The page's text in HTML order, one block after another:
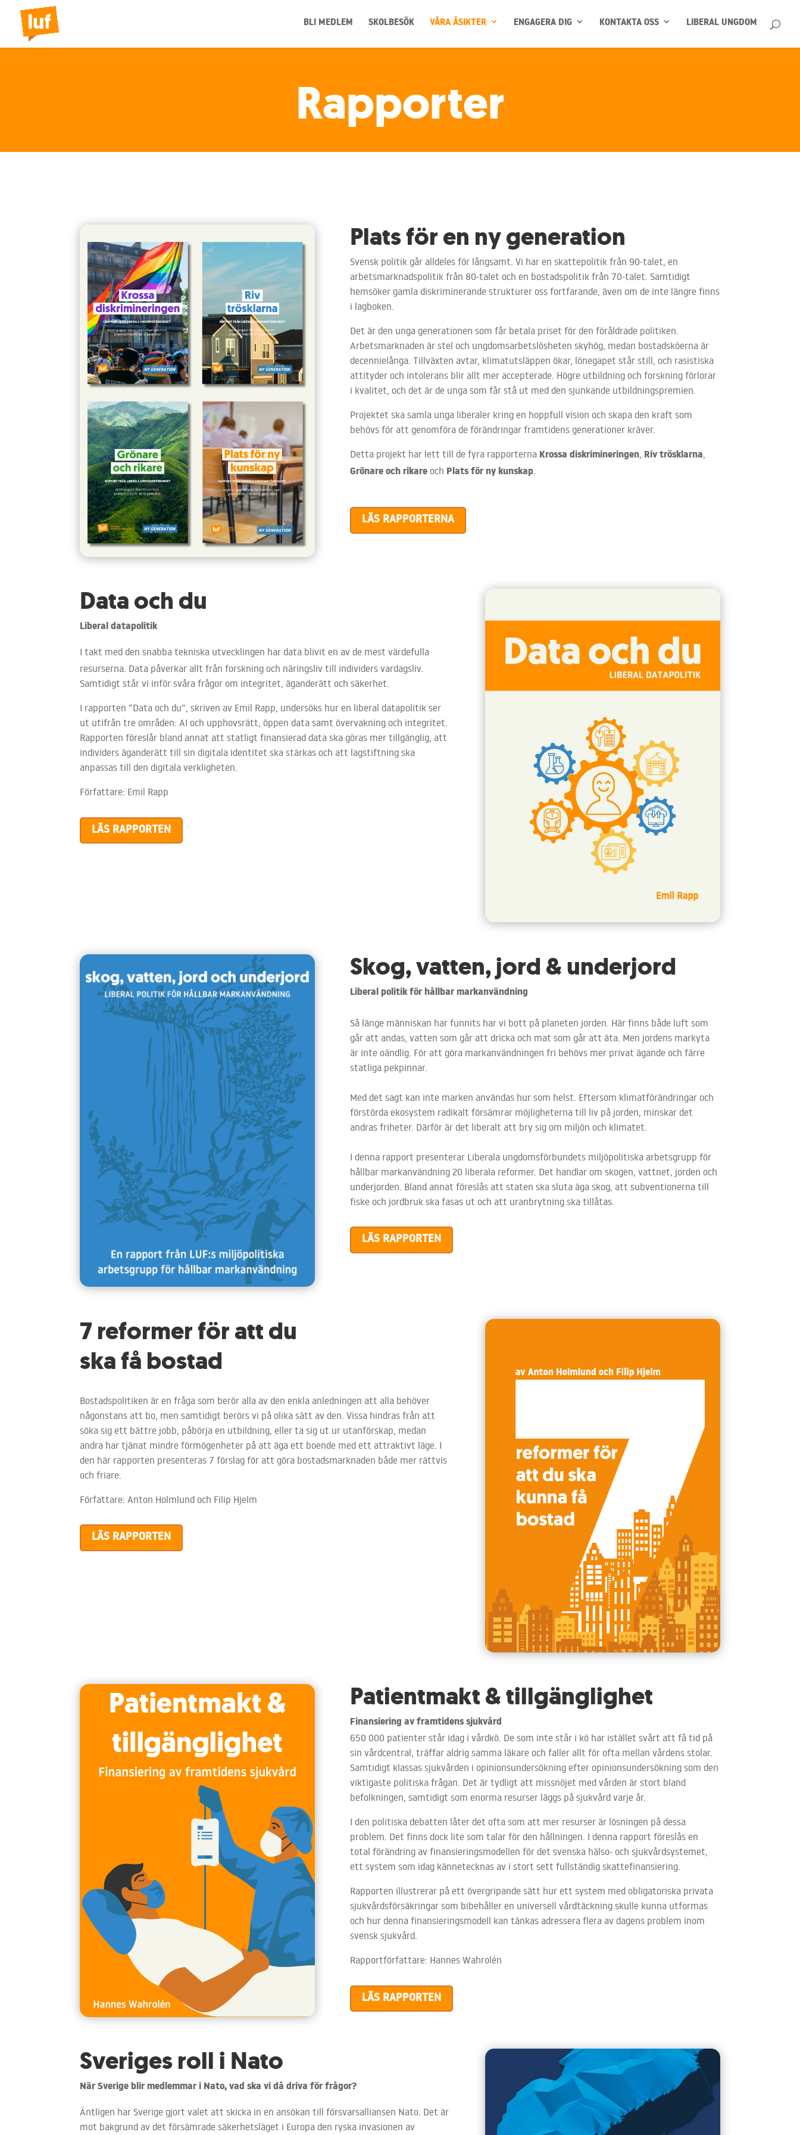
BLI MEDLEM SKOLBESÖK VÅRA ÅSIKTER ENGAGERA DIG KONTAKTA OSS LIBERAL UNGDOM
Rapporter
Plats för en ny generation
Svensk politik går alldeles för långsamt. Vi har en skattepolitik från 90-talet, en
arbetsmarknadspolitik från 80-talet och en bostadspolitik från 70-talet. Samtidigt
hemsöker gamla diskriminerande strukturer oss fortfarande, även om de inte längre finns
i lagboken.
Det är den unga generationen som får betala priset för den föråldrade politiken.
Arbetsmarknaden är stel och ungdomsarbetslösheten skyhög, medan bostadsköerna är
decennielånga. Tillväxten avtar, klimatutsläppen ökar, lönegapet står still, och rasistiska
attityder och intolerans blir allt mer accepterade. Högre utbildning och forskning förlorar
i kvalitet, och det är de unga som får stå ut med den sjunkande utbildningspremien.
Projektet ska samla unga liberaler kring en hoppfull vision och skapa den kraft som
behövs för att genomföra de förändringar framtidens generationer kräver.
Detta projekt har lett till de fyra rapporterna Krossa diskrimineringen Riv trösklarna
Grönare och rikare och Plats för ny kunskap
LÄS RAPPORTERNA
Data och du
Liberal datapolitik
I takt med den snabba tekniska utvecklingen har data blivit en av de mest värdefulla
resurserna. Data påverkar allt från forskning och näringsliv till individers vardagsliv.
Samtidigt står vi inför svåra frågor om integritet, äganderätt och säkerhet.
I rapporten ”Data och du”, skriven av Emil Rapp, undersöks hur en liberal datapolitik ser
ut utifrån tre områden: AI och upphovsrätt, öppen data samt övervakning och integritet.
Rapporten föreslår bland annat att statligt finansierad data ska göras mer tillgänglig, att
individers äganderätt till sin digitala identitet ska stärkas och att lagstiftning ska
anpassas till den digitala verkligheten.
Författare: Emil Rapp
LÄS RAPPORTEN
Skog, vatten, jord & underjord
Liberal politik för hållbar markanvändning
Så länge människan har funnits har vi bott på planeten jorden. Här finns både luft som
går att andas, vatten som går att dricka och mat som går att äta. Men jordens markyta
är inte oändlig. För att göra markanvändningen fri behövs mer privat ägande och färre
statliga pekpinnar.
Med det sagt kan inte marken användas hur som helst. Eftersom klimatförändringar och
förstörda ekosystem radikalt försämrar möjligheterna till liv på jorden, minskar det
andras friheter. Därför är det liberalt att bry sig om miljön och klimatet.
I denna rapport presenterar Liberala ungdomsförbundets miljöpolitiska arbetsgrupp för
hållbar markanvändning 20 liberala reformer. Det handlar om skogen, vattnet, jorden och
underjorden. Bland annat föreslås att staten ska sluta äga skog, att subventionerna till
fiske och jordbruk ska fasas ut och att uranbrytning ska tillåtas.
LÄS RAPPORTEN
7 reformer för att du
ska få bostad
Bostadspolitiken är en fråga som berör alla av den enkla anledningen att alla behöver
någonstans att bo, men samtidigt berörs vi på olika sätt av den. Vissa hindras från att
söka sig ett bättre jobb, påbörja en utbildning, eller ta sig ut ur utanförskap, medan
andra har tjänat mindre förmögenheter på att äga ett boende med ett attraktivt läge. I
den här rapporten presenteras 7 förslag för att göra bostadsmarknaden både mer rättvis
och friare.
Författare: Anton Holmlund och Filip Hjelm
LÄS RAPPORTEN
Patientmakt & tillgänglighet
Finansiering av framtidens sjukvård
650 000 patienter står idag i vårdkö. De som inte står i kö har istället svårt att få tid på
sin vårdcentral, träffar aldrig samma läkare och faller allt för ofta mellan vårdens stolar.
Samtidigt klassas sjukvården i opinionsundersökning efter opinionsundersökning som den
viktigaste politiska frågan. Det är tydligt att missnöjet med vården är stort bland
befolkningen, samtidigt som enorma resurser läggs på sjukvård varje år.
I den politiska debatten låter det ofta som att mer resurser är lösningen på dessa
problem. Det finns dock lite som talar för den hållningen. I denna rapport föreslås en
total förändring av finansieringsmodellen för det svenska hälso- och sjukvårdsystemet,
ett system som idag kännetecknas av i stort sett fullständig skattefinansiering.
Rapporten illustrerar på ett övergripande sätt hur ett system med obligatoriska privata
sjukvårdsförsäkringar som bibehåller en universell vårdtäckning skulle kunna utformas
och hur denna finansieringsmodell kan tänkas adressera flera av dagens problem inom
svensk sjukvård.
Rapportförfattare: Hannes Wahrolén
LÄS RAPPORTEN
Sveriges roll i Nato
När Sverige blir medlemmar i Nato, vad ska vi då driva för frågor?
Äntligen har Sverige gjort valet att skicka in en ansökan till försvarsalliansen Nato. Det är
mot bakgrund av det försämrade säkerhetsläget i Europa den ryska invasionen av